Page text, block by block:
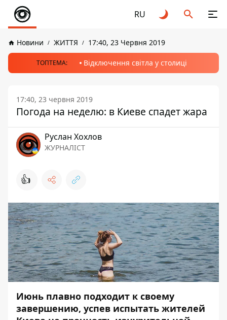
RU
Новини ЖИТТЯ 17:40, 23 Червня 2019
ТОПТЕМА: Відключення світла у столиці
17:40, 23 червня 2019
Погода на неделю: в Киеве спадет жара
Руслан Хохлов
ЖУРНАЛІСТ
👍
Июнь плавно подходит к своему
завершению, успев испытать жителей